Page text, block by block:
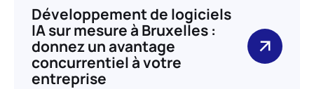
Développement de logiciels
IA sur mesure à Bruxelles :
donnez un avantage
concurrentiel à votre
entreprise